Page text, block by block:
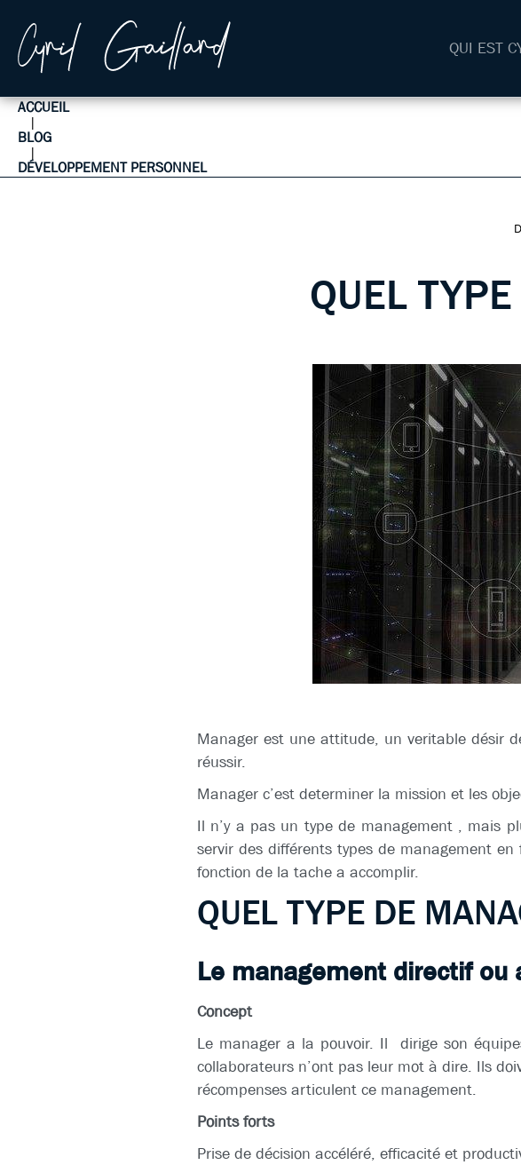
QUI EST
ACCUEIL
|
BLOG
|
DÉVELOPPEMENT PERSONNEL
QUEL
Manager est une attitude, un veritable désir
réussir.
Manager c’est determiner la mission et les
Il n’y a pas un type de management , mais
servir des différents types de management
fonction de la tache a accomplir.
QUEL TYPE DE
Le management directif ou
Concept
Le manager a la pouvoir. Il dirige son
collaborateurs n’ont pas leur mot à dire. Ils
récompenses articulent ce management.
Points forts
Prise de décision accéléré, efficacité et